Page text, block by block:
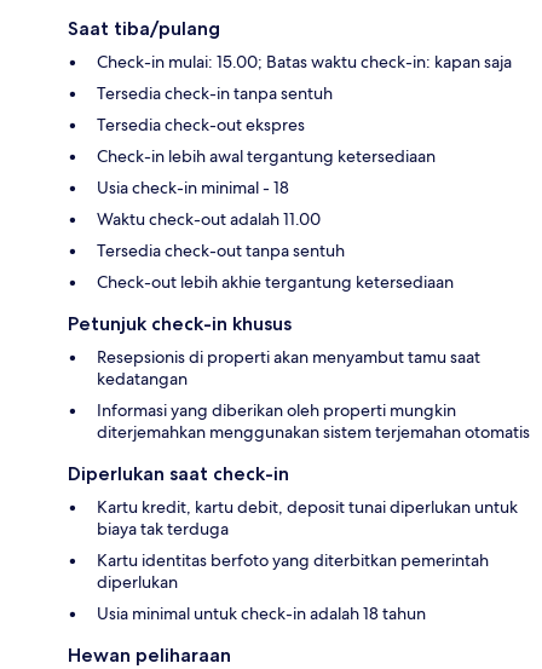
Saat tiba/pulang
Check-in mulai: 15.00; Batas waktu check-in: kapan saja
Tersedia check-in tanpa sentuh
Tersedia check-out ekspres
Check-in lebih awal tergantung ketersediaan
Usia check-in minimal - 18
Waktu check-out adalah 11.00
Tersedia check-out tanpa sentuh
Check-out lebih akhie tergantung ketersediaan
Petunjuk check-in khusus
Resepsionis di properti akan menyambut tamu saat
kedatangan
Informasi yang diberikan oleh properti mungkin
diterjemahkan menggunakan sistem terjemahan otomatis
Diperlukan saat check-in
Kartu kredit, kartu debit, deposit tunai diperlukan untuk
biaya tak terduga
Kartu identitas berfoto yang diterbitkan pemerintah
diperlukan
Usia minimal untuk check-in adalah 18 tahun
Hewan peliharaan